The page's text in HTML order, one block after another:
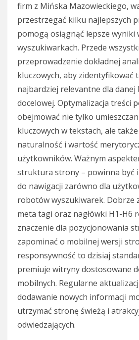
firm z Mińska Mazowieckiego,
przestrzegać kilku najlepszych
pomogą osiągnąć lepsze wyniki
wyszukiwarkach. Przede
przeprowadzenie dokładnej
kluczowych, aby zidentyfikować
najbardziej relevantne dla
docelowej. Optymalizacja treści
obejmować nie tylko
kluczowych w tekstach, ale
naturalność i wartość
użytkowników. Ważnym
struktura strony – powinna być
do nawigacji zarówno dla
robotów wyszukiwarek. Dobrze
meta tagi oraz nagłówki H1-H6
znaczenie dla pozycjonowania
zapominać o mobilnej wersji
responsywność to dzisiaj
premiuje witryny dostosowane
mobilnych. Regularne
dodawanie nowych informacji
utrzymać stronę świeżą i
odwiedzających.